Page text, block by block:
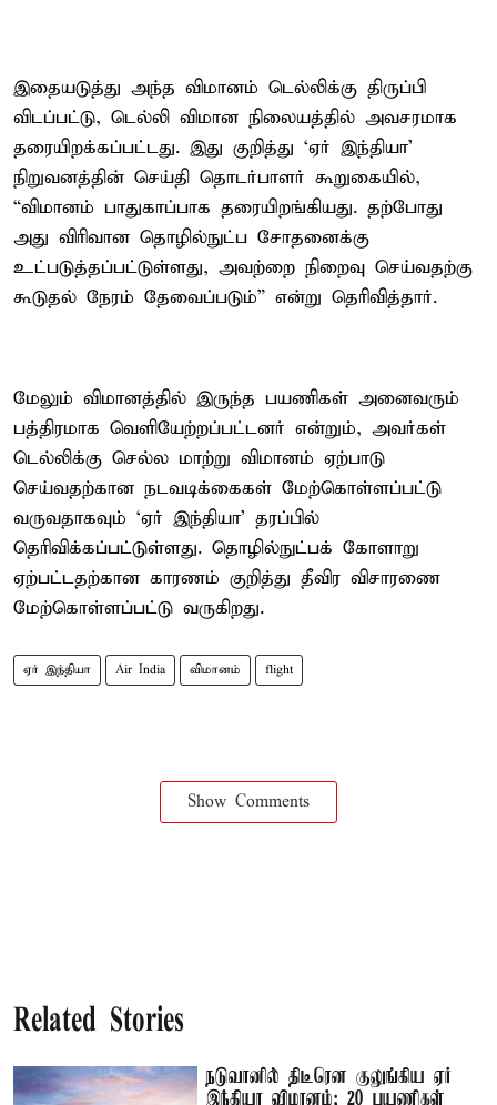
இதையடுத்து அந்த விமானம் டெல்லிக்கு திருப்பி
விடப்பட்டு, டெல்லி விமான நிலையத்தில் அவசரமாக
தரையிறக்கப்பட்டது. இது குறித்து ‘ஏர் இந்தியா’
நிறுவனத்தின் செய்தி தொடர்பாளர் கூறுகையில்,
“விமானம் பாதுகாப்பாக தரையிறங்கியது. தற்போது
அது விரிவான தொழில்நுட்ப சோதனைக்கு
உட்படுத்தப்பட்டுள்ளது, அவற்றை நிறைவு செய்வதற்கு
கூடுதல் நேரம் தேவைப்படும்” என்று தெரிவித்தார்.
மேலும் விமானத்தில் இருந்த பயணிகள் அனைவரும்
பத்திரமாக வெளியேற்றப்பட்டனர் என்றும், அவர்கள்
டெல்லிக்கு செல்ல மாற்று விமானம் ஏற்பாடு
செய்வதற்கான நடவடிக்கைகள் மேற்கொள்ளப்பட்டு
வருவதாகவும் ‘ஏர் இந்தியா’ தரப்பில்
தெரிவிக்கப்பட்டுள்ளது. தொழில்நுட்பக் கோளாறு
ஏற்பட்டதற்கான காரணம் குறித்து தீவிர விசாரணை
மேற்கொள்ளப்பட்டு வருகிறது.
ஏர் இந்தியா Air India விமானம் flight
Show Comments
Related Stories
நடுவானில் திடீரென குலுங்கிய ஏர்
இந்தியா விமானம்; 20 பயணிகள்